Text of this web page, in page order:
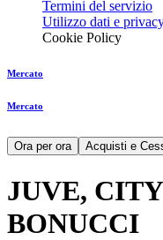
Termini del servizio
Utilizzo dati e
Cookie Policy
Mercato
Mercato
Ora per ora Acquisti e
JUVE,
BONUCCI